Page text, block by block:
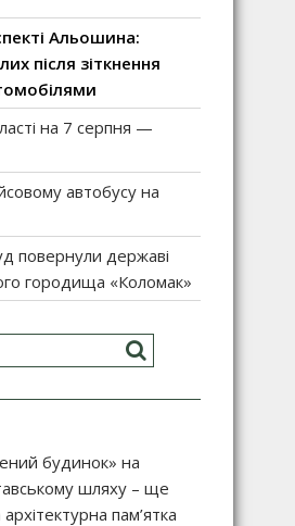
Альошина:
після зіткнення
на 7 серпня —
автобусу на
повернули державі
городища «Коломак»
будинок» на
шляху – ще
пам’ятка